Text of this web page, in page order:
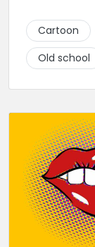
Cartoon
Old school